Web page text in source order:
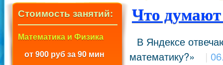
Стоимость занятий:
Математика и Физика
от 900 руб за 90 мин
Что
В Яндексе
математику?»
|